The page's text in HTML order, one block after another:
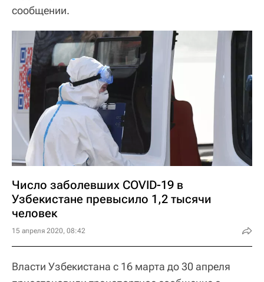
сообщении.
Число заболевших COVID-19 в
Узбекистане превысило 1,2 тысячи
человек
15 апреля 2020, 08:42
Власти Узбекистана с 16 марта до 30 апреля